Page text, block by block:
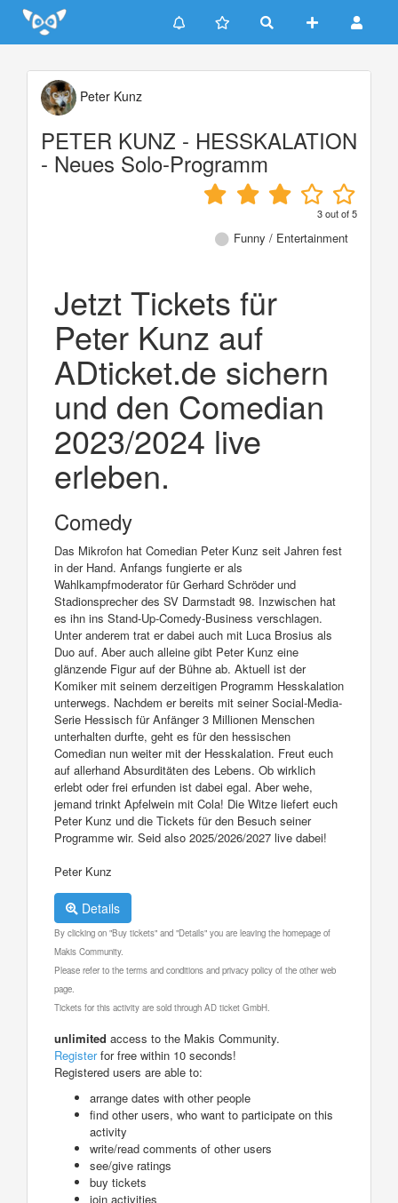
Update cookies preferences
Peter Kunz
PETER KUNZ - HESSKALATION
- Neues Solo-Programm
3out of5
Funny / Entertainment
Jetzt Tickets für
Peter Kunz auf
ADticket.de sichern
und den Comedian
2023/2024 live
erleben.
Comedy
Das Mikrofon hat Comedian Peter Kunz seit Jahren fest
in der Hand. Anfangs fungierte er als
Wahlkampfmoderator für Gerhard Schröder und
Stadionsprecher des SV Darmstadt 98. Inzwischen hat
es ihn ins Stand-Up-Comedy-Business verschlagen.
Unter anderem trat er dabei auch mit Luca Brosius als
Duo auf. Aber auch alleine gibt Peter Kunz eine
glänzende Figur auf der Bühne ab. Aktuell ist der
Komiker mit seinem derzeitigen Programm Hesskalation
unterwegs. Nachdem er bereits mit seiner Social-Media-
Serie Hessisch für Anfänger 3 Millionen Menschen
unterhalten durfte, geht es für den hessischen
Comedian nun weiter mit der Hesskalation. Freut euch
auf allerhand Absurditäten des Lebens. Ob wirklich
erlebt oder frei erfunden ist dabei egal. Aber wehe,
jemand trinkt Apfelwein mit Cola! Die Witze liefert euch
Peter Kunz und die Tickets für den Besuch seiner
Programme wir. Seid also 2025/2026/2027 live dabei!
Peter Kunz
Details
By clicking on "Buy tickets" and "Details" you are leaving the homepage of
Makis Community.
Please refer to the terms and conditions and privacy policy of the other web
page.
Tickets for this activity are sold through AD ticket GmbH.
unlimited access to the Makis Community.
Registerfor free within 10 seconds!
Registered users are able to:
arrange dates with other people
find other users, who want to participate on this
activity
write/read comments of other users
see/give ratings
buy tickets
join activities